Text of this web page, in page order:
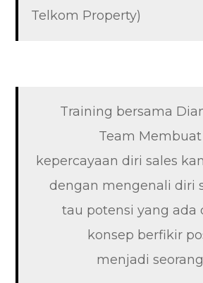
Telkom Property)
Training bersama
Team
kepercayaan diri sales
dengan mengenali diri
tau potensi yang ada
konsep berfikir
menjadi